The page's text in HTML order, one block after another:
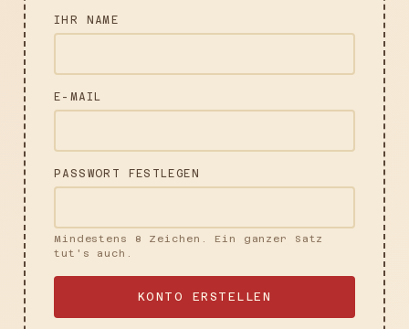
IHR NAME
E-MAIL
PASSWORT FESTLEGEN
Mindestens 8 Zeichen. Ein ganzer Satz
tut's auch.
KONTO ERSTELLEN